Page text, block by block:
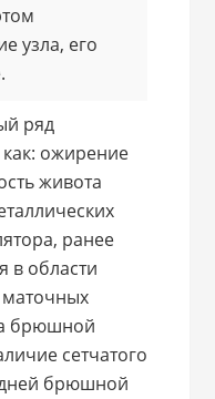
узла, его
ряд
ожирение
живота
ранее
в области
брюшной
сетчатого
брюшной